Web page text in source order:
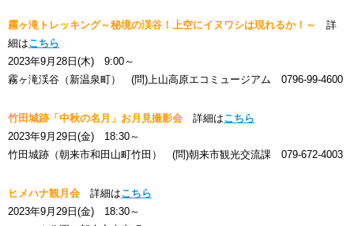
霧ヶ滝トレッキング～秘境の渓谷！上空にイヌワシは現れるか！～
詳
細はこちら
2023年9月28日(木) 9:00～
霧ヶ滝渓谷（新温泉町） (問)上山高原エコミュージアム 0796-99-4600
竹田城跡「中秋の名月」お月見撮影会 詳細はこちら
2023年9月29日(金) 18:30～
竹田城跡（朝来市和田山町竹田） (問)朝来市観光交流課 079-672-4003
ヒメハナ観月会 詳細はこちら
2023年9月29日(金) 18:30～